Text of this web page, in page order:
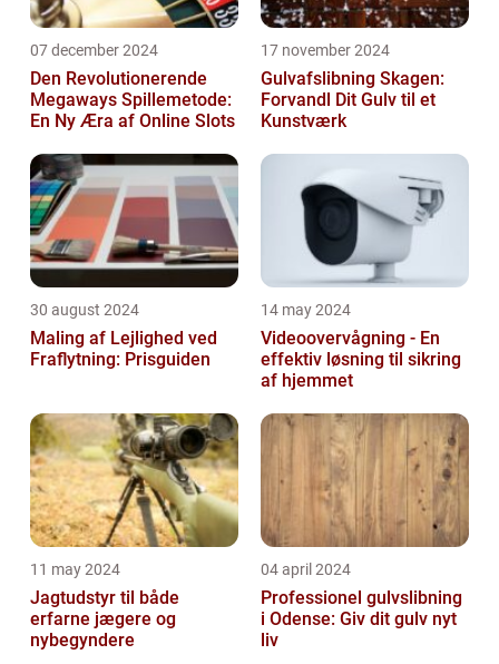
07 december 2024
Den Revolutionerende
Megaways Spillemetode:
En Ny Æra af Online Slots
17 november 2024
Gulvafslibning Skagen:
Forvandl Dit Gulv til et
Kunstværk
30 august 2024
Maling af Lejlighed ved
Fraflytning: Prisguiden
14 may 2024
Videoovervågning - En
effektiv løsning til sikring
af hjemmet
11 may 2024
Jagtudstyr til både
erfarne jægere og
nybegyndere
04 april 2024
Professionel gulvslibning
i Odense: Giv dit gulv nyt
liv